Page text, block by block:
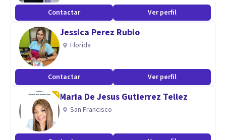
Ya sea que busques superar obstáculos personales, mejorar
tu autoestima, o fortalecer tu relación de pareja, estaré a tu
lado para guiarte en cada paso del camino.
No dudes en contactar conmigo por whatsapp, estaré
encantado de escucharte y conversar contigo.
Contactar Ver perfil
Jessica Perez Rubio
Florida
Contactar Ver perfil
Maria De Jesus Gutierrez Tellez
San Francisco